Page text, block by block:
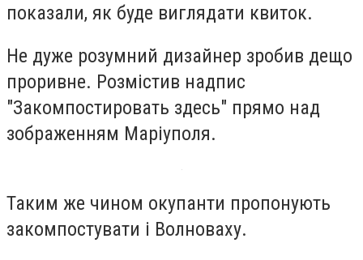
показали, як буде виглядати квиток.
Не дуже розумний дизайнер зробив дещо
проривне. Розмістив надпис
"Закомпостировать здесь" прямо над
зображенням Маріуполя.
Таким же чином окупанти пропонують
закомпостувати і Волноваху.